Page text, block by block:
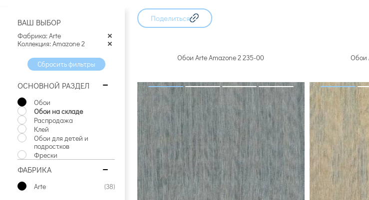
ВАШ ВЫБОР
Фабрика: Arte
Коллекция: Amazone 2
Сбросить фильтры
ОСНОВНОЙ РАЗДЕЛ
Обои
Обои на складе
Распродажа
Клей
Обои для детей и
подростков
Фрески
ФАБРИКА
Arte (38)
Поделиться
Обои Arte Amazone 2 235-00 Обои